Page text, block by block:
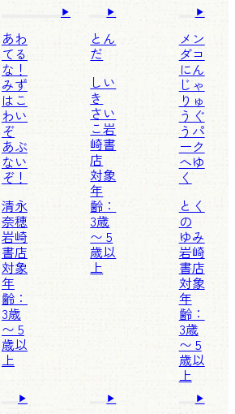
あわ
てる
な！
みず
はこ
わい
ぞ
あぶ
ない
ぞ！
清永
奈穂
岩崎
書店
対象
年
齢：
3歳
〜 5
歳以
上
とん
だ
しい
き
さい
こ岩
崎書
店
対象
年
齢：
3歳
〜 5
歳以
上
メン
ダコ
にん
じゃ
りゅ
うぐ
うパ
ーク
へゆ
く
とく
の
ゆみ
岩崎
書店
対象
年
齢：
3歳
〜 5
歳以
上